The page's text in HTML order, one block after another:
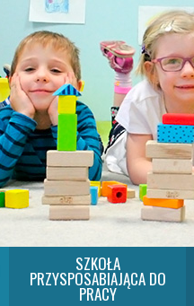
SZKOŁA
PRZYSPOSABIAJĄCA DO
PRACY